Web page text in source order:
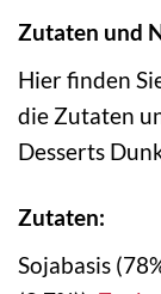
Zutaten und
Hier finden
die Zutaten
Desserts
Zutaten:
Sojabasis